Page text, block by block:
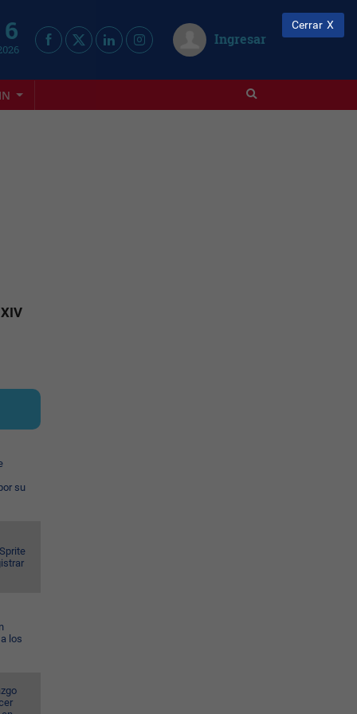
Ingresar
su
los
Cerrar